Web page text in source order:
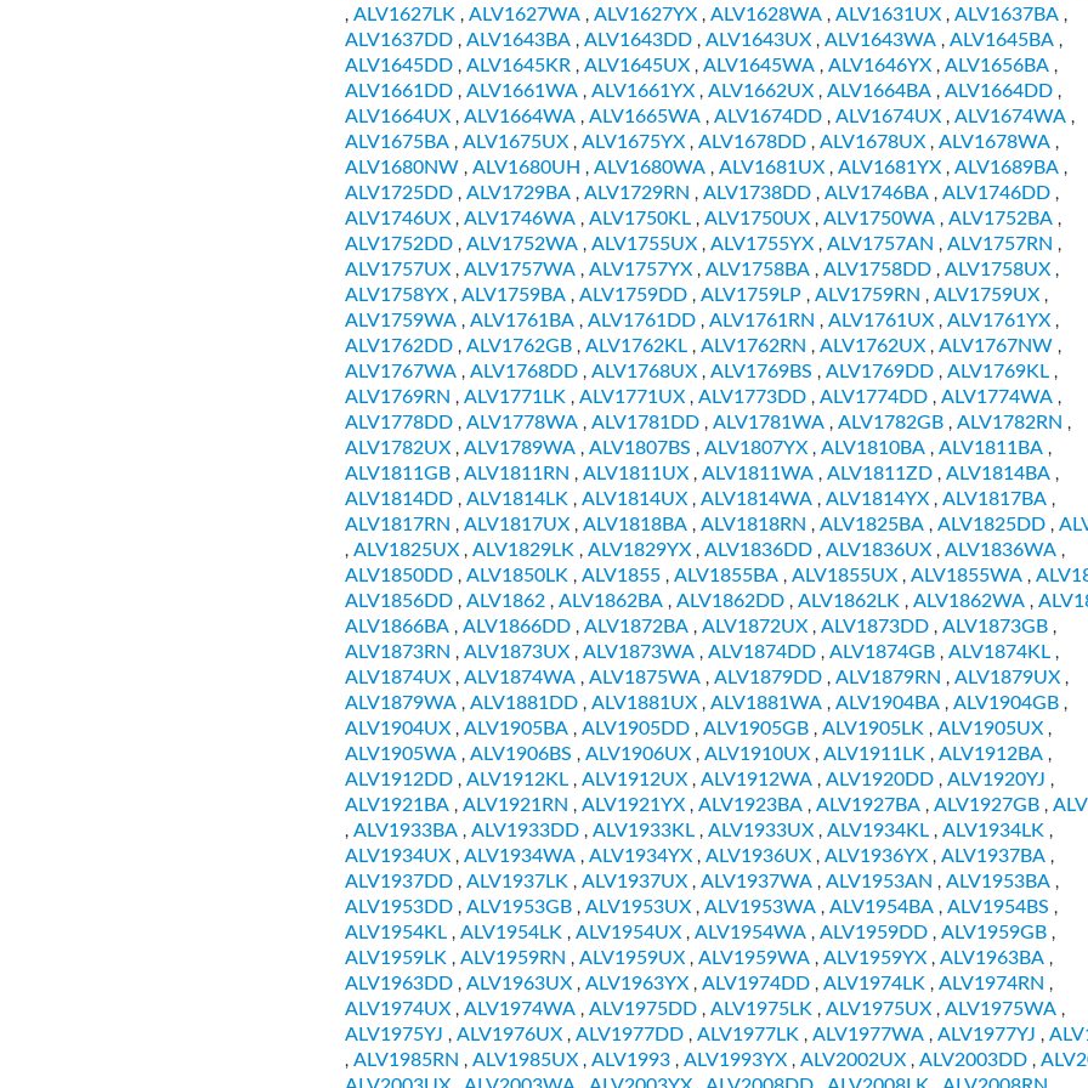
, ALV1627LK , ALV1627WA , ALV1627YX , ALV1628WA , ALV1631UX , ALV1637BA ,
ALV1637DD , ALV1643BA , ALV1643DD , ALV1643UX , ALV1643WA , ALV1645BA ,
ALV1645DD , ALV1645KR , ALV1645UX , ALV1645WA , ALV1646YX , ALV1656BA ,
ALV1661DD , ALV1661WA , ALV1661YX , ALV1662UX , ALV1664BA , ALV1664DD ,
ALV1664UX , ALV1664WA , ALV1665WA , ALV1674DD , ALV1674UX , ALV1674WA ,
ALV1675BA , ALV1675UX , ALV1675YX , ALV1678DD , ALV1678UX , ALV1678WA ,
ALV1680NW , ALV1680UH , ALV1680WA , ALV1681UX , ALV1681YX , ALV1689BA ,
ALV1725DD , ALV1729BA , ALV1729RN , ALV1738DD , ALV1746BA , ALV1746DD ,
ALV1746UX , ALV1746WA , ALV1750KL , ALV1750UX , ALV1750WA , ALV1752BA ,
ALV1752DD , ALV1752WA , ALV1755UX , ALV1755YX , ALV1757AN , ALV1757RN ,
ALV1757UX , ALV1757WA , ALV1757YX , ALV1758BA , ALV1758DD , ALV1758UX ,
ALV1758YX , ALV1759BA , ALV1759DD , ALV1759LP , ALV1759RN , ALV1759UX ,
ALV1759WA , ALV1761BA , ALV1761DD , ALV1761RN , ALV1761UX , ALV1761YX ,
ALV1762DD , ALV1762GB , ALV1762KL , ALV1762RN , ALV1762UX , ALV1767NW ,
ALV1767WA , ALV1768DD , ALV1768UX , ALV1769BS , ALV1769DD , ALV1769KL ,
ALV1769RN , ALV1771LK , ALV1771UX , ALV1773DD , ALV1774DD , ALV1774WA ,
ALV1778DD , ALV1778WA , ALV1781DD , ALV1781WA , ALV1782GB , ALV1782RN ,
ALV1782UX , ALV1789WA , ALV1807BS , ALV1807YX , ALV1810BA , ALV1811BA ,
ALV1811GB , ALV1811RN , ALV1811UX , ALV1811WA , ALV1811ZD , ALV1814BA ,
ALV1814DD , ALV1814LK , ALV1814UX , ALV1814WA , ALV1814YX , ALV1817BA ,
ALV1817RN , ALV1817UX , ALV1818BA , ALV1818RN , ALV1825BA , ALV1825DD ,
, ALV1825UX , ALV1829LK , ALV1829YX , ALV1836DD , ALV1836UX , ALV1836WA ,
ALV1850DD , ALV1850LK , ALV1855 , ALV1855BA , ALV1855UX , ALV1855WA ,
ALV1856DD , ALV1862 , ALV1862BA , ALV1862DD , ALV1862LK , ALV1862WA ,
ALV1866BA , ALV1866DD , ALV1872BA , ALV1872UX , ALV1873DD , ALV1873GB ,
ALV1873RN , ALV1873UX , ALV1873WA , ALV1874DD , ALV1874GB , ALV1874KL ,
ALV1874UX , ALV1874WA , ALV1875WA , ALV1879DD , ALV1879RN , ALV1879UX ,
ALV1879WA , ALV1881DD , ALV1881UX , ALV1881WA , ALV1904BA , ALV1904GB ,
ALV1904UX , ALV1905BA , ALV1905DD , ALV1905GB , ALV1905LK , ALV1905UX ,
ALV1905WA , ALV1906BS , ALV1906UX , ALV1910UX , ALV1911LK , ALV1912BA ,
ALV1912DD , ALV1912KL , ALV1912UX , ALV1912WA , ALV1920DD , ALV1920YJ ,
ALV1921BA , ALV1921RN , ALV1921YX , ALV1923BA , ALV1927BA , ALV1927GB ,
, ALV1933BA , ALV1933DD , ALV1933KL , ALV1933UX , ALV1934KL , ALV1934LK ,
ALV1934UX , ALV1934WA , ALV1934YX , ALV1936UX , ALV1936YX , ALV1937BA ,
ALV1937DD , ALV1937LK , ALV1937UX , ALV1937WA , ALV1953AN , ALV1953BA ,
ALV1953DD , ALV1953GB , ALV1953UX , ALV1953WA , ALV1954BA , ALV1954BS ,
ALV1954KL , ALV1954LK , ALV1954UX , ALV1954WA , ALV1959DD , ALV1959GB ,
ALV1959LK , ALV1959RN , ALV1959UX , ALV1959WA , ALV1959YX , ALV1963BA ,
ALV1963DD , ALV1963UX , ALV1963YX , ALV1974DD , ALV1974LK , ALV1974RN ,
ALV1974UX , ALV1974WA , ALV1975DD , ALV1975LK , ALV1975UX , ALV1975WA ,
ALV1975YJ , ALV1976UX , ALV1977DD , ALV1977LK , ALV1977WA , ALV1977YJ ,
, ALV1985RN , ALV1985UX , ALV1993 , ALV1993YX , ALV2002UX , ALV2003DD ,